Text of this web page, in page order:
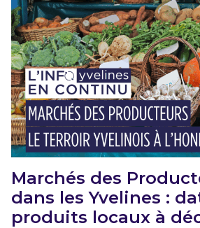
Marchés des
dans les Yvelines :
produits locaux à